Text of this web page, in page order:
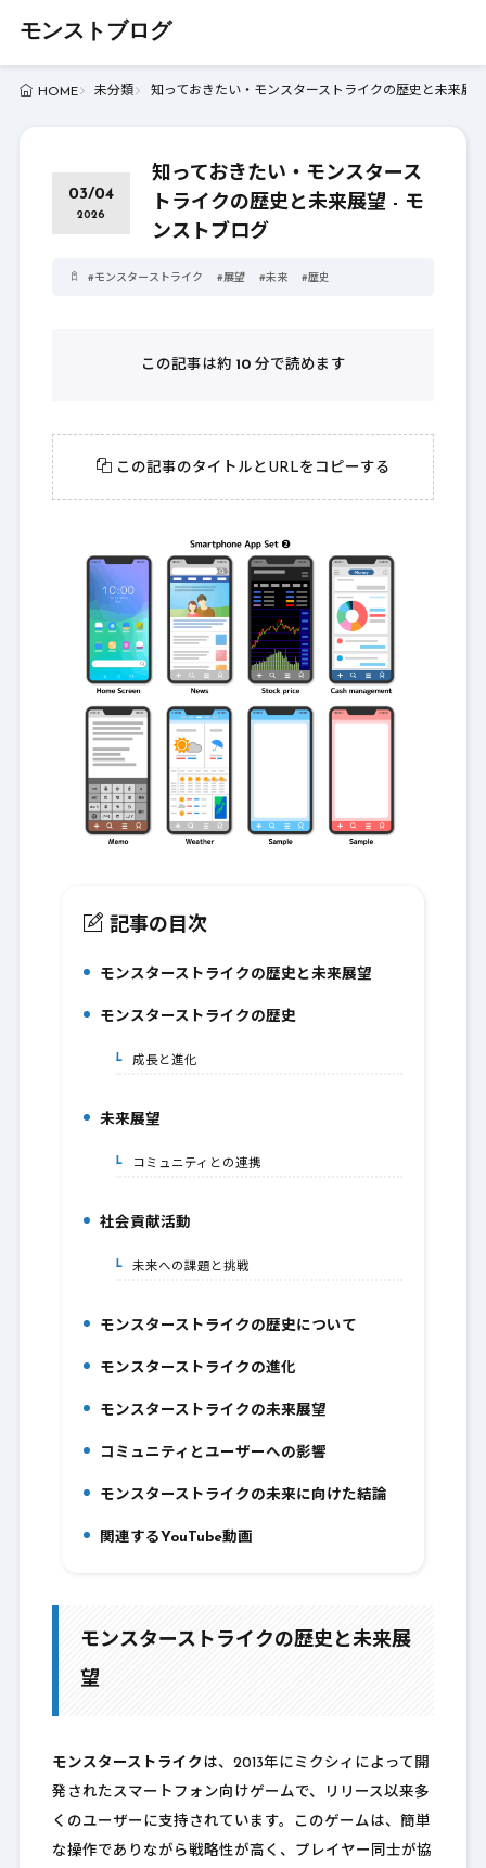
モンストブログ
HOME 未分類 知っておきたい・モンスターストライクの歴史と未来展
03/04
2026
知っておきたい・モンスタース
トライクの歴史と未来展望 - モ
ンストブログ
#モンスターストライク #展望 #未来 #歴史
この記事は約 10分で読めます
この記事のタイトルとURLをコピーする
記事の目次
モンスターストライクの歴史と未来展望
モンスターストライクの歴史
2-1.成長と進化
3.未来展望
3-1.コミュニティとの連携
4.社会貢献活動
4-1.未来への課題と挑戦
モンスターストライクの歴史について
モンスターストライクの進化
モンスターストライクの未来展望
コミュニティとユーザーへの影響
モンスターストライクの未来に向けた結論
10.関連するYouTube動画
モンスターストライクの歴史と未来展
望
モンスターストライク は、2013年にミクシィによって開
発されたスマートフォン向けゲームで、リリース以来多
くのユーザーに支持されています。このゲームは、簡単
な操作でありながら戦略性が高く、プレイヤー同士が協